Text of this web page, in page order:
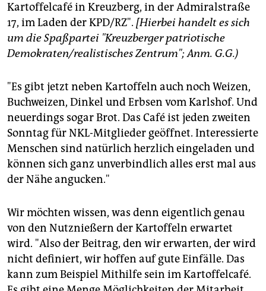
Kartoffelcafé in Kreuzberg, in der Admiralstraße
17, im Laden der KPD/RZ". [Hierbei handelt es sich
um die Spaßpartei "Kreuzberger patriotische
Demokraten/realistisches Zentrum"; Anm. G.G.)
"Es gibt jetzt neben Kartoffeln auch noch Weizen,
Buchweizen, Dinkel und Erbsen vom Karlshof. Und
neuerdings sogar Brot. Das Café ist jeden zweiten
Sonntag für NKL-Mitglieder geöffnet. Interessierte
Menschen sind natürlich herzlich eingeladen und
können sich ganz unverbindlich alles erst mal aus
der Nähe angucken."
Wir möchten wissen, was denn eigentlich genau
von den Nutznießern der Kartoffeln erwartet
wird. "Also der Beitrag, den wir erwarten, der wird
nicht definiert, wir hoffen auf gute Einfälle. Das
kann zum Beispiel Mithilfe sein im Kartoffelcafé.